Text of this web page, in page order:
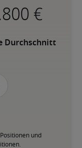
Durchschnitt
und